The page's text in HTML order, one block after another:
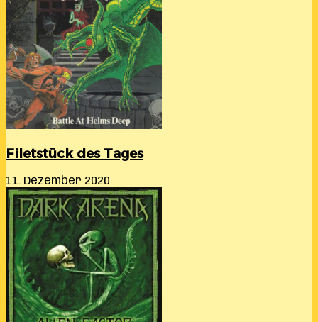
Filetstück des Tages
11. Dezember 2020